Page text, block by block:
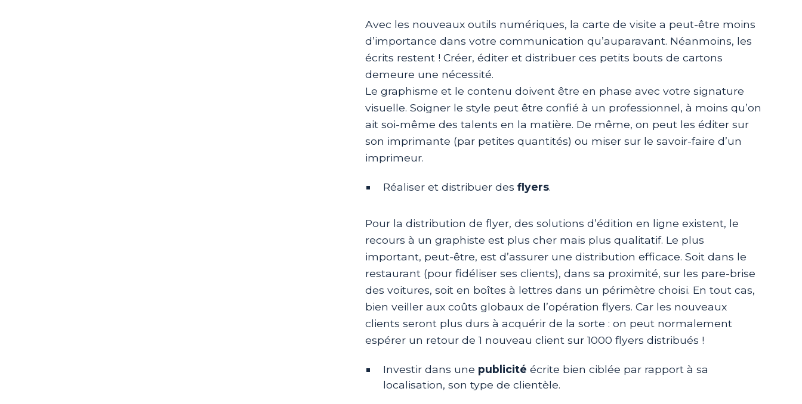
Avec les nouveaux outils numériques, la carte de visite a peut-être moins
d’importance dans votre communication qu’auparavant. Néanmoins, les
écrits restent ! Créer, éditer et distribuer ces petits bouts de cartons
demeure une nécessité.
Le graphisme et le contenu doivent être en phase avec votre signature
visuelle. Soigner le style peut être confié à un professionnel, à moins qu’on
ait soi-même des talents en la matière. De même, on peut les éditer sur
son imprimante (par petites quantités) ou miser sur le savoir-faire d’un
imprimeur.
Réaliser et distribuer des flyers.
Pour la distribution de flyer, des solutions d’édition en ligne existent, le
recours à un graphiste est plus cher mais plus qualitatif. Le plus
important, peut-être, est d’assurer une distribution efficace. Soit dans le
restaurant (pour fidéliser ses clients), dans sa proximité, sur les pare-brise
des voitures, soit en boîtes à lettres dans un périmètre choisi. En tout cas,
bien veiller aux coûts globaux de l’opération flyers. Car les nouveaux
clients seront plus durs à acquérir de la sorte : on peut normalement
espérer un retour de 1 nouveau client sur 1000 flyers distribués !
Investir dans une publicité écrite bien ciblée par rapport à sa
localisation, son type de clientèle.